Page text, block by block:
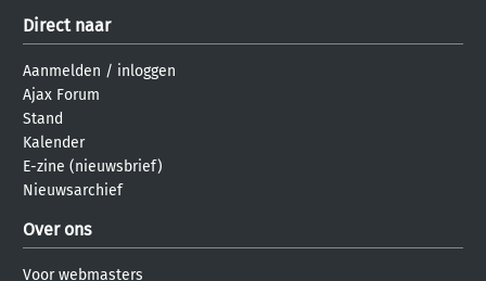
Direct naar
Aanmelden / inloggen
Ajax Forum
Stand
Kalender
E-zine (nieuwsbrief)
Nieuwsarchief
Over ons
Voor webmasters